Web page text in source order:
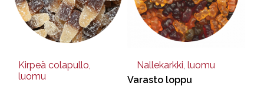
Kirpeä colapullo,
luomu
Voit
tehdä
valinnat
sivulla.
Nallekarkki, luomu
Varasto loppu
Voit
tehdä
valinnat
sivulla.